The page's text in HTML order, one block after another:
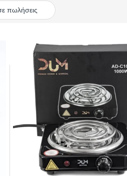
πωλήσεις